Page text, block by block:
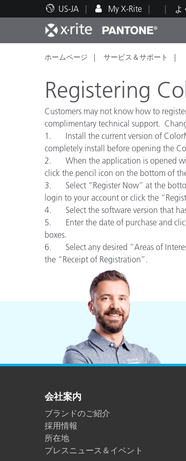
US-JA My X-Rite よ
人気製品ランキング
印刷＆パッケージ印刷
自動車
プラスチック
テクニカルサポート
教育関連資料
ホームページ サービス＆サポート
Registering
Customers may not know how to
complimentary technical support.
1. Install the current version of
completely install before opening the
2. When the application is opened
click the pencil icon on the bottom of
3. Select “Register Now” at the
login to your account or click the
4. Select the software version that has
5. Enter the date of purchase and click
boxes.
6. Select any desired “Areas of
the “Receipt of Registration”.
会社案内
ブランドのご紹介
採用情報
所在地
プレスニュース＆イベント